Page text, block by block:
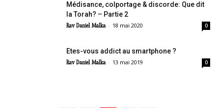
Médisance, colportage & discorde: Que dit
la Torah? – Partie 2
Rav Daniel Malka - 18 mai 2020 0
Etes-vous addict au smartphone ?
Rav Daniel Malka - 13 mai 2019 0